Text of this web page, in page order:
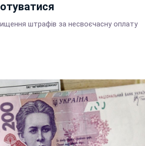
штрафів за несвоєчасну оплату